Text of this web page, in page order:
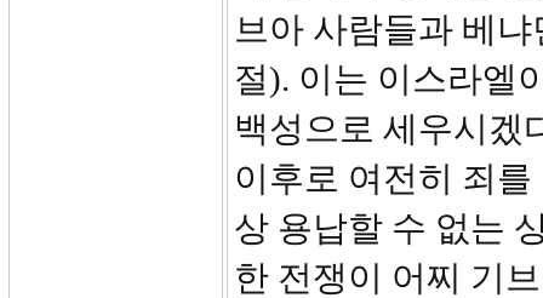
브아 사람들과 베
절). 이는 이스라엘
백성으로 세우시겠
이후로 여전히 죄
상 용납할 수 없는
한 전쟁이 어찌 기